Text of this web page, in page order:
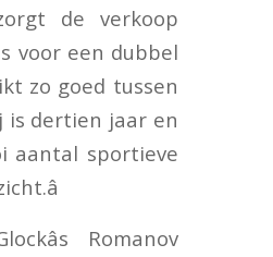
de verkoop
voor een dubbel
zo goed tussen
is dertien jaar en
aantal sportieve
Romanov